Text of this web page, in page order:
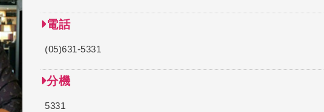
電話
(05)631-5331
分機
5331